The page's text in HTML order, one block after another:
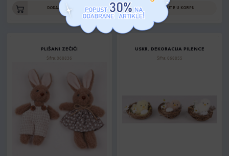
DODAJTE U KORPU DODAJTE U KORPU
PLIŠANI ZEČIĆI
Šifra: 068836
USKR. DEKORACIJA PILENCE
Šifra: 068855